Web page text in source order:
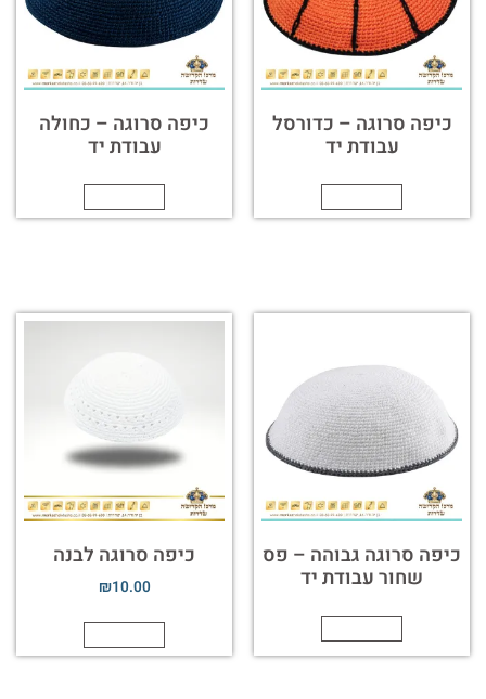
כיפה סרוגה – כדורסל
עבודת יד
כיפה סרוגה – כחולה
עבודת יד
כיפה סרוגה גבוהה – פס
שחור עבודת יד
כיפה סרוגה לבנה
₪10.00